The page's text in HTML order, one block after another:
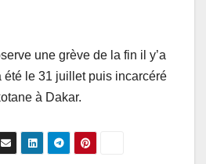
une grève de la fin il y’a
été le 31 juillet puis incarcéré
à Dakar.